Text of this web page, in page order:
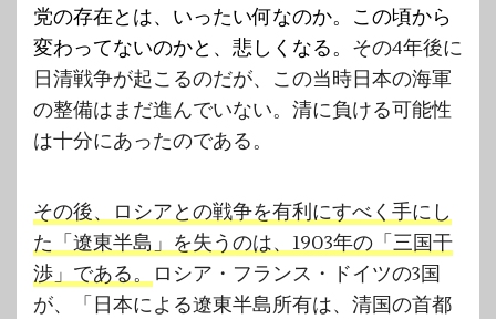
党の存在とは、いったい何なのか。この頃から
変わってないのかと、悲しくなる。 その4年後に
日清戦争が起こるのだが、この当時日本の海軍
の整備はまだ進んでいない。清に負ける可能性
は十分にあったのである。
その後、ロシアとの戦争を有利にすべく手にし
た「遼東半島」を失うのは、1903年の「三国干
渉」である。
ロシア・フランス・ドイツの3国
が、「日本による遼東半島所有は、清国の首都